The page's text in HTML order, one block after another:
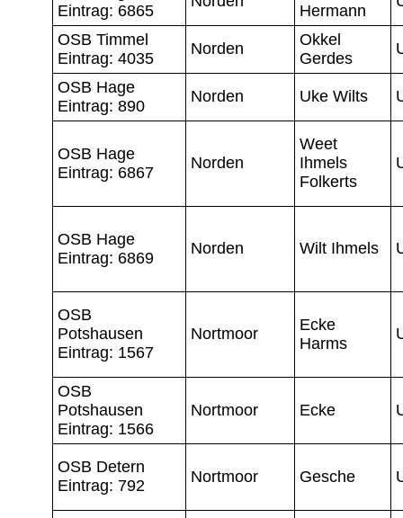
Eintrag: 6865
Hermann
OSB Timmel
Eintrag: 4035
Norden
Okkel
Gerdes
OSB Hage
Eintrag: 890
Norden Uke Wilts
OSB Hage
Eintrag: 6867
Norden
Weet
Ihmels
Folkerts
OSB Hage
Eintrag: 6869
Norden Wilt Ihmels
OSB
Potshausen
Eintrag: 1567
Nortmoor
Ecke
Harms
OSB
Potshausen
Eintrag: 1566
Nortmoor Ecke
OSB Detern
Eintrag: 792
Nortmoor Gesche